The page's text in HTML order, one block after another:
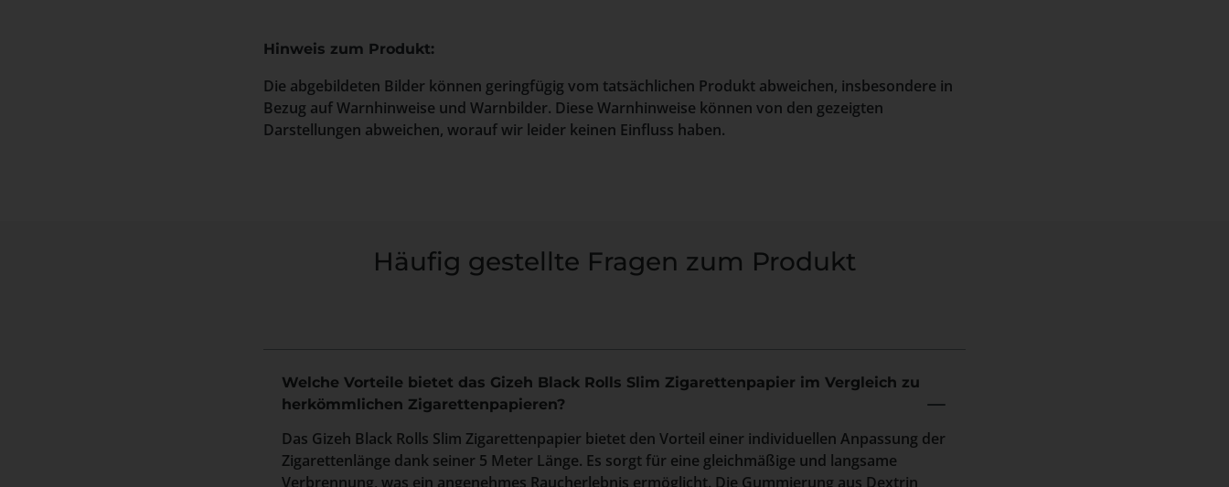
Hinweis zum Produkt:
Die abgebildeten Bilder können geringfügig vom tatsächlichen Produkt abweichen, insbesondere in
Bezug auf Warnhinweise und Warnbilder. Diese Warnhinweise können von den gezeigten
Darstellungen abweichen, worauf wir leider keinen Einfluss haben.
Häufig gestellte Fragen zum Produkt
Welche Vorteile bietet das Gizeh Black Rolls Slim Zigarettenpapier im Vergleich zu
herkömmlichen Zigarettenpapieren?
Das Gizeh Black Rolls Slim Zigarettenpapier bietet den Vorteil einer individuellen Anpassung der
Zigarettenlänge dank seiner 5 Meter Länge. Es sorgt für eine gleichmäßige und langsame
Verbrennung, was ein angenehmes Raucherlebnis ermöglicht. Die Gummierung aus Dextrin